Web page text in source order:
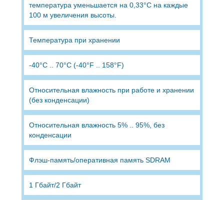
температура уменьшается на 0,33°C на каждые
100 м увеличения высоты.
Температура при хранении
-40°C .. 70°C (-40°F .. 158°F)
Относительная влажность при работе и хранении
(без конденсации)
Относительная влажность 5% .. 95%, без
конденсации
Флэш-память/оперативная память SDRAM
1 Гбайт/2 Гбайт